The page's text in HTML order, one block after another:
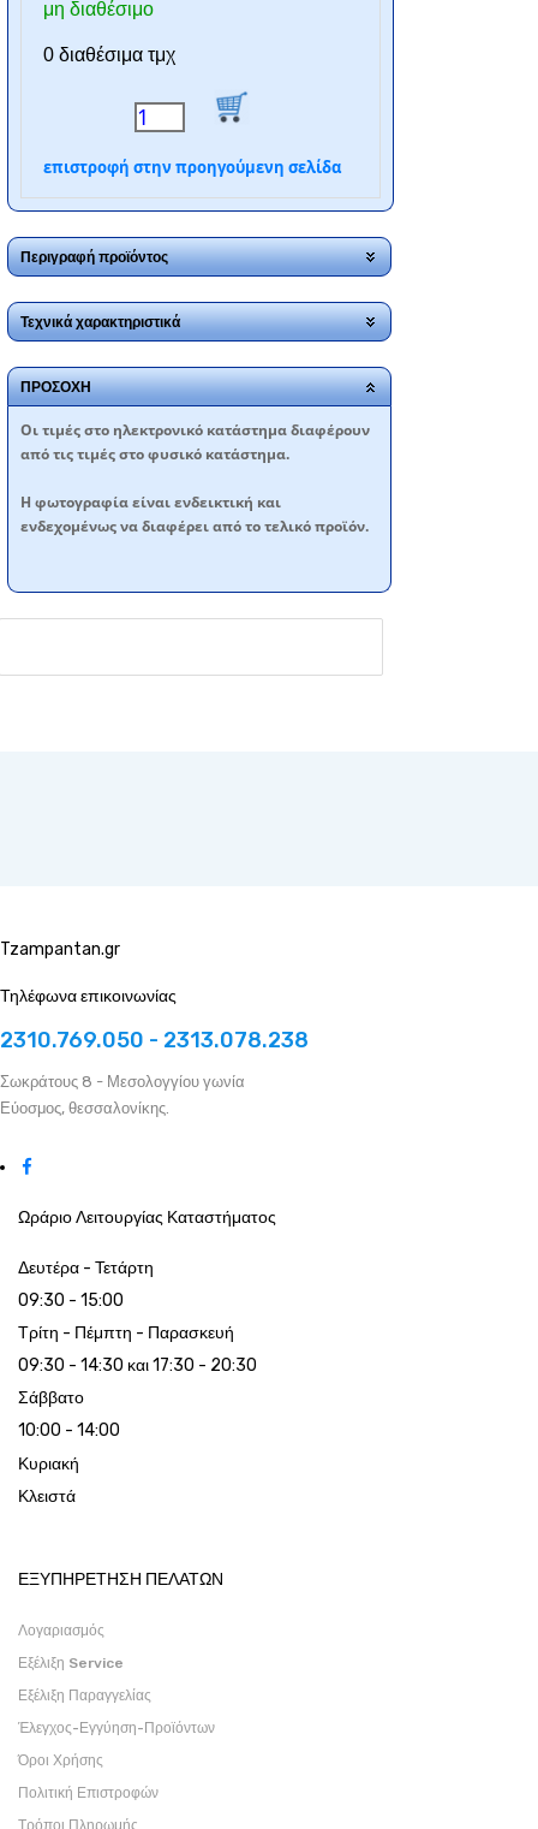
μη διαθέσιμο
0 διαθέσιμα τμχ
επιστροφή στην προηγούμενη σελίδα
Περιγραφή προϊόντος
Τεχνικά χαρακτηριστικά
ΠΡΟΣΟΧΗ
Oι τιμές στο ηλεκτρονικό κατάστημα διαφέρουν
από τις τιμές στο φυσικό κατάστημα.
Η φωτογραφία είναι ενδεικτική και
ενδεχομένως να διαφέρει από το τελικό προϊόν.
Tzampantan.gr
Τηλέφωνα επικοινωνίας
2310.769.050 - 2313.078.238
Σωκράτους 8 - Μεσολογγίου γωνία
Εύοσμος, θεσσαλονίκης.
Ωράριο Λειτουργίας Καταστήματος
Δευτέρα - Τετάρτη
09:30 - 15:00
Τρίτη - Πέμπτη - Παρασκευή
09:30 - 14:30 και 17:30 - 20:30
Σάββατο
10:00 - 14:00
Κυριακή
Κλειστά
ΕΞΥΠΗΡΕΤΗΣΗ ΠΕΛΑΤΩΝ
Λογαριασμός
Εξέλιξη Service
Εξέλιξη Παραγγελίας
Έλεγχος-Εγγύηση-Προϊόντων
Όροι Χρήσης
Πολιτική Επιστροφών
Τρόποι Πληρωμής